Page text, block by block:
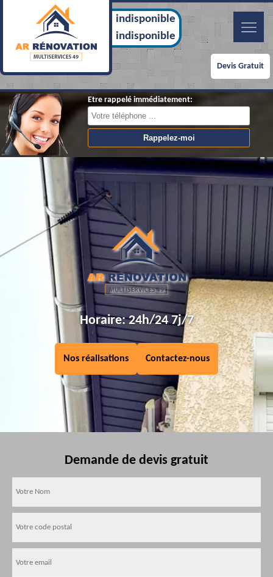
indisponible
indisponible
Devis Gratuit
Etre rappelé immédiatement:
Horaire: 24h/24 7j/7
Nos réalisations Contactez-nous
Demande de devis gratuit